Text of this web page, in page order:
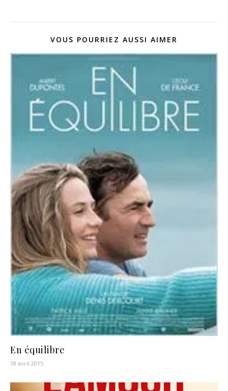
VOUS POURRIEZ AUSSI AIMER
En équilibre
18 avril 2015